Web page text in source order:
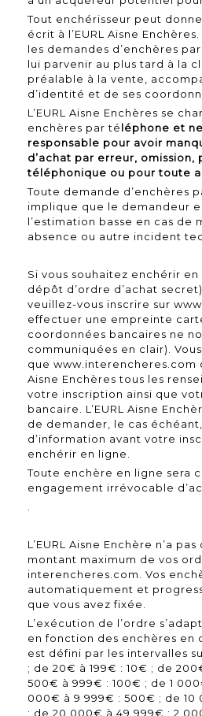
Tout enchérisseur peut
écrit à l’EURL Aisne
les demandes d’enchères
lui parvenir au plus tard à la
préalable à la vente,
d’identité et de ses
L’EURL Aisne Enchères se
enchères par téléphone et
responsable pour avoir
d’achat par erreur,
téléphonique ou pour toute
Toute demande d’enchères
implique que le demandeur
l’estimation basse en cas de
absence ou autre incident
Si vous souhaitez enchérir
dépôt d’ordre d’achat
veuillez-vous inscrire sur
effectuer une empreinte
coordonnées bancaires ne
communiquées en clair).
que www.interencheres.com
Aisne Enchères tous les
votre inscription ainsi que
bancaire. L’EURL Aisne
de demander, le cas
d’information avant votre
enchérir en ligne.
Toute enchère en ligne sera
engagement irrévocable
.
L’EURL Aisne Enchère n’a
montant maximum de vos
interencheres.com. Vos
automatiquement et
que vous avez fixée.
L’exécution de l’ordre
en fonction des enchères en
est défini par les intervalles
; de 20€ à 199€ : 10€ ; de
500€ à 999€ : 100€ ; de 1
000€ à 9 999€ : 500€ ; de 10
; de 20 000€ à 49 999€ : 2